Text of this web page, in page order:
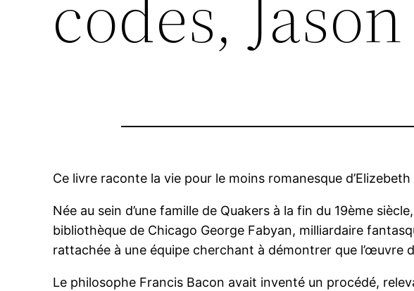
Ce livre raconte la vie pour le moins romanesque
Née au sein d’une famille de Quakers à la fin du 19ème
bibliothèque de Chicago George Fabyan, milliardaire
rattachée à une équipe cherchant à démontrer que l’œuvre
Le philosophe Francis Bacon avait inventé un procédé,